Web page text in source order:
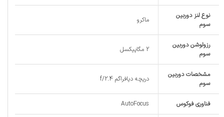
نوع لنز دوربین
سوم
ماکرو
رزولوشن دوربین
سوم
2 مگاپیکسل
مشخصات دوربین
سوم
دریچه دیافراگم f/2.4
فناوری فوکوس AutoFocus